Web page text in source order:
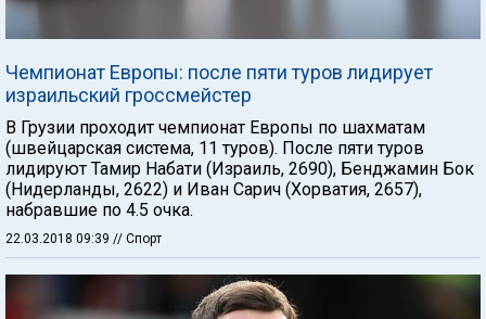
Чемпионат Европы: после пяти туров лидирует
израильский гроссмейстер
В Грузии проходит чемпионат Европы по шахматам
(швейцарская система, 11 туров). После пяти туров
лидируют Тамир Набати (Израиль, 2690), Бенджамин Бок
(Нидерланды, 2622) и Иван Сарич (Хорватия, 2657),
набравшие по 4.5 очка.
22.03.2018 09:39 // Спорт